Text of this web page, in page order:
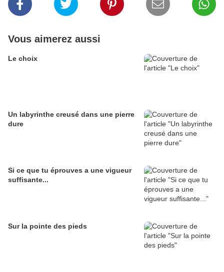
Vous aimerez aussi
Le choix
Un labyrinthe creusé dans une pierre
dure
Si ce que tu éprouves a une vigueur
suffisante...
Sur la pointe des pieds